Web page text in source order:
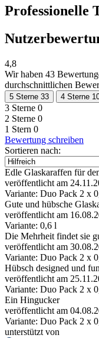
Professionelle
4,8
Wir haben 43
durchschnittlichen
5 Sterne 33 4 Sterne
3 Sterne 0
2 Sterne 0
1 Stern 0
Bewertung schreiben
Sortieren nach:
Edle Glaskaraffen für
veröffentlicht am
Variante: Duo Pack 2 x
Gute und hübsche
veröffentlicht am
Variante: 0,6 l
Die Mehrheit findet sie
veröffentlicht am
Variante: Duo Pack 2 x
Hübsch designed und
veröffentlicht am
Variante: Duo Pack 2 x
Ein Hingucker
veröffentlicht am
Variante: Duo Pack 2 x
unterstützt von